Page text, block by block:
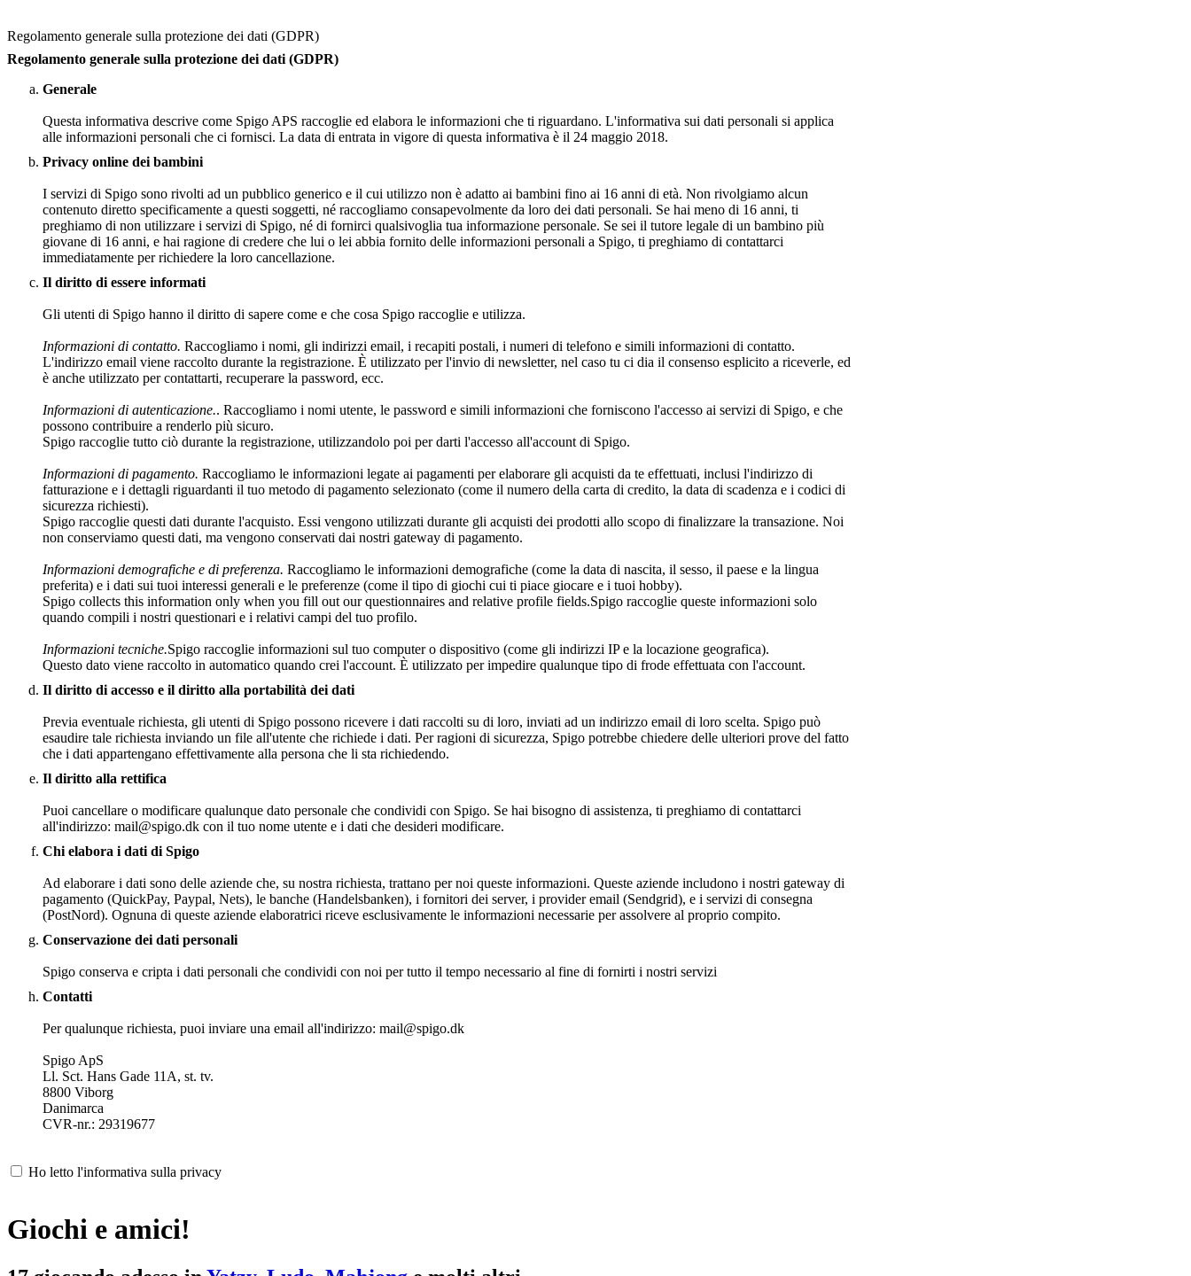
Regolamento generale sulla protezione dei dati (GDPR)
Regolamento generale sulla protezione dei dati (GDPR)
Generale
Questa informativa descrive come Spigo APS raccoglie ed elabora le informazioni che ti riguardano. L'informativa sui dati personali si applica
alle informazioni personali che ci fornisci. La data di entrata in vigore di questa informativa è il 24 maggio 2018.
Privacy online dei bambini
I servizi di Spigo sono rivolti ad un pubblico generico e il cui utilizzo non è adatto ai bambini fino ai 16 anni di età. Non rivolgiamo alcun
contenuto diretto specificamente a questi soggetti, né raccogliamo consapevolmente da loro dei dati personali. Se hai meno di 16 anni, ti
preghiamo di non utilizzare i servizi di Spigo, né di fornirci qualsivoglia tua informazione personale. Se sei il tutore legale di un bambino più
giovane di 16 anni, e hai ragione di credere che lui o lei abbia fornito delle informazioni personali a Spigo, ti preghiamo di contattarci
immediatamente per richiedere la loro cancellazione.
Il diritto di essere informati
Gli utenti di Spigo hanno il diritto di sapere come e che cosa Spigo raccoglie e utilizza.
Informazioni di contatto. Raccogliamo i nomi, gli indirizzi email, i recapiti postali, i numeri di telefono e simili informazioni di contatto.
L'indirizzo email viene raccolto durante la registrazione. È utilizzato per l'invio di newsletter, nel caso tu ci dia il consenso esplicito a riceverle, ed
è anche utilizzato per contattarti, recuperare la password, ecc.
Informazioni di autenticazione.. Raccogliamo i nomi utente, le password e simili informazioni che forniscono l'accesso ai servizi di Spigo, e che
possono contribuire a renderlo più sicuro.
Spigo raccoglie tutto ciò durante la registrazione, utilizzandolo poi per darti l'accesso all'account di Spigo.
Informazioni di pagamento. Raccogliamo le informazioni legate ai pagamenti per elaborare gli acquisti da te effettuati, inclusi l'indirizzo di
fatturazione e i dettagli riguardanti il tuo metodo di pagamento selezionato (come il numero della carta di credito, la data di scadenza e i codici di
sicurezza richiesti).
Spigo raccoglie questi dati durante l'acquisto. Essi vengono utilizzati durante gli acquisti dei prodotti allo scopo di finalizzare la transazione. Noi
non conserviamo questi dati, ma vengono conservati dai nostri gateway di pagamento.
Informazioni demografiche e di preferenza. Raccogliamo le informazioni demografiche (come la data di nascita, il sesso, il paese e la lingua
preferita) e i dati sui tuoi interessi generali e le preferenze (come il tipo di giochi cui ti piace giocare e i tuoi hobby).
Spigo collects this information only when you fill out our questionnaires and relative profile fields.Spigo raccoglie queste informazioni solo
quando compili i nostri questionari e i relativi campi del tuo profilo.
Informazioni tecniche.Spigo raccoglie informazioni sul tuo computer o dispositivo (come gli indirizzi IP e la locazione geografica).
Questo dato viene raccolto in automatico quando crei l'account. È utilizzato per impedire qualunque tipo di frode effettuata con l'account.
Il diritto di accesso e il diritto alla portabilità dei dati
Previa eventuale richiesta, gli utenti di Spigo possono ricevere i dati raccolti su di loro, inviati ad un indirizzo email di loro scelta. Spigo può
esaudire tale richiesta inviando un file all'utente che richiede i dati. Per ragioni di sicurezza, Spigo potrebbe chiedere delle ulteriori prove del fatto
che i dati appartengano effettivamente alla persona che li sta richiedendo.
Il diritto alla rettifica
Puoi cancellare o modificare qualunque dato personale che condividi con Spigo. Se hai bisogno di assistenza, ti preghiamo di contattarci
all'indirizzo: mail@spigo.dk con il tuo nome utente e i dati che desideri modificare.
Chi elabora i dati di Spigo
Ad elaborare i dati sono delle aziende che, su nostra richiesta, trattano per noi queste informazioni. Queste aziende includono i nostri gateway di
pagamento (QuickPay, Paypal, Nets), le banche (Handelsbanken), i fornitori dei server, i provider email (Sendgrid), e i servizi di consegna
(PostNord). Ognuna di queste aziende elaboratrici riceve esclusivamente le informazioni necessarie per assolvere al proprio compito.
Conservazione dei dati personali
Spigo conserva e cripta i dati personali che condividi con noi per tutto il tempo necessario al fine di fornirti i nostri servizi
Contatti
Per qualunque richiesta, puoi inviare una email all'indirizzo: mail@spigo.dk
Spigo ApS
Ll. Sct. Hans Gade 11A, st. tv.
8800 Viborg
Danimarca
CVR-nr.: 29319677
Ho letto l'informativa sulla privacy
Giochi e amici!